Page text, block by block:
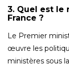
3. Quel est le
France ?
Le Premier
œuvre les
ministères sous